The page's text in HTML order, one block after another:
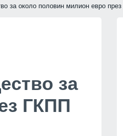
за около половин милион евро
за
ГКПП